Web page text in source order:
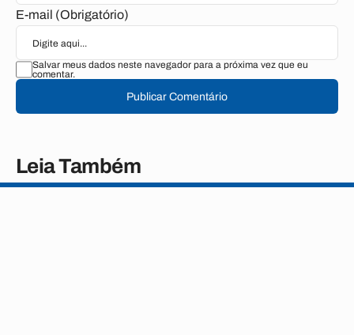
E-mail (Obrigatório)
Salvar meus dados neste navegador para a próxima vez que eu
comentar.
Publicar Comentário
Leia Também